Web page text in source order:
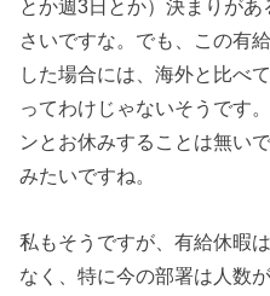
とか週3日とか）決まりがあ
さいですな。でも、この有
した場合には、海外と比べ
ってわけじゃないそうです
ンとお休みすることは無い
みたいですね。
私もそうですが、有給休暇
なく、特に今の部署は人数